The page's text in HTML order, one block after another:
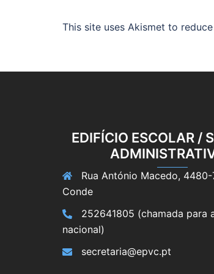
This site uses Akismet to
EDIFÍCIO ESCOLAR /
Rua António Macedo,
Conde
252641805 (chamada para
nacional)
secretaria@epvc.pt